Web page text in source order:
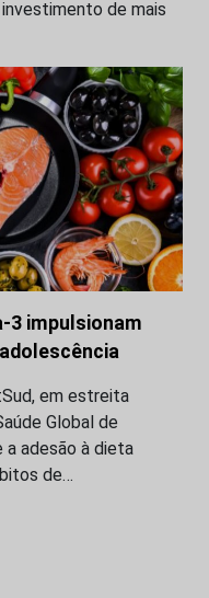
de mais
3 impulsionam
em estreita
Global de
a adesão à dieta
de…